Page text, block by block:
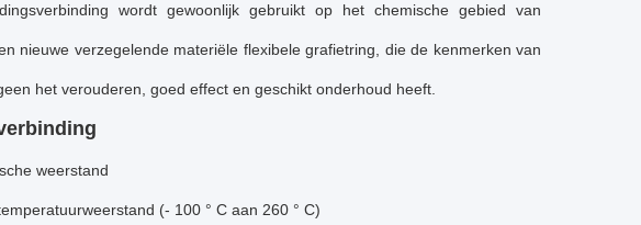
wordt gewoonlijk gebruikt op het chemische gebied van
nieuwe verzegelende materiële flexibele grafietring, die de kenmerken van
het verouderen, goed effect en geschikt onderhoud heeft.
weerstand
(- 100 ° C aan 260 ° C)